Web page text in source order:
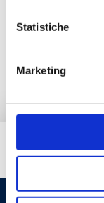
Statistiche
Marketing